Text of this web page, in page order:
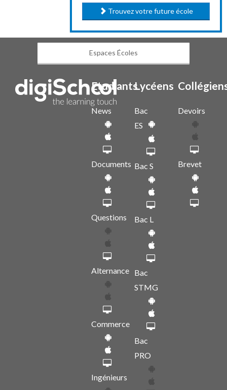
Trouvez votre future école
Espaces Écoles
Etudiants
News
Documents
Questions
Alternance
Commerce
Ingénieurs
Lycéens
Bac
ES
Bac S
Bac L
Bac
STMG
Bac
PRO
Devoirs
Brevet